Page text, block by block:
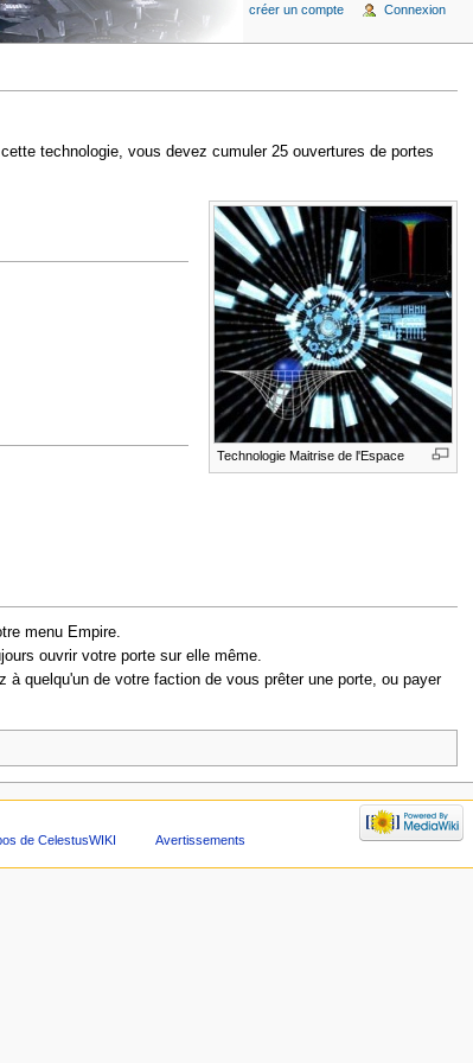
technologie, vous devez cumuler 25 ouvertures de portes
Technologie Maitrise de l'Espace
menu Empire.
ouvrir votre porte sur elle même.
quelqu'un de votre faction de vous prêter une porte, ou payer
créer un compte Connexion
de CelestusWIKI Avertissements